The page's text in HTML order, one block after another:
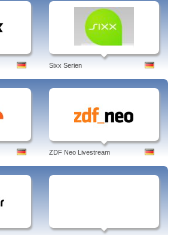
Sixx Serien
ZDF Neo Livestream